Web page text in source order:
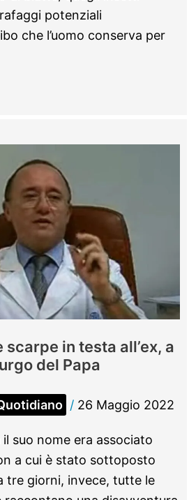
potenziali
che l’uomo conserva per
scarpe in testa all’ex, a
del Papa
/ 26 Maggio 2022
suo nome era associato
a cui è stato sottoposto
tre giorni, invece, tutte le